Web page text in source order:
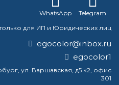
воды?
краски для чпу
WhatsApp
Telegram
для ИП и Юридических лиц
egocolor@inbox.ru
egocolor1
ул. Варшавская, д5 к2, офис
301